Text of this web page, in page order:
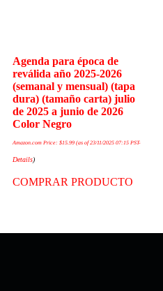
Agenda para época de
reválida año 2025-2026
(semanal y mensual) (tapa
dura) (tamaño carta) julio
de 2025 a junio de 2026
Color Negro
Amazon.com Price:$15.99 (as of 23/11/2025 07:15 PST-
Details)
COMPRAR PRODUCTO